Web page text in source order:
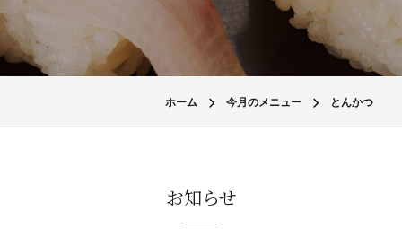
ホーム 今月のメニュー とんかつ
お知らせ